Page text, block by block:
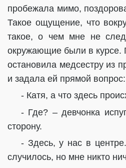
пробежала мимо,
Такое ощущение, что
такое, о чем мне не
окружающие были в курсе.
остановила медсестру из
и задала ей прямой вопрос:
- Катя, а что здесь
- Где? – девчонка
сторону.
- Здесь, у нас в
случилось, но мне никто